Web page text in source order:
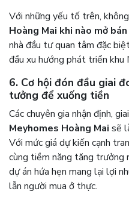
Với những yếu tố trên,
Hoàng Mai khi nào mở bán
nhà đầu tư quan tâm đặc
đầu xu hướng phát triển khu
6. Cơ hội đón đầu giai
tưởng để xuống tiền
Các chuyên gia nhận định,
Meyhomes Hoàng Mai sẽ
Với mức giá dự kiến cạnh
cùng tiềm năng tăng trưởng
dự án hứa hẹn mang lại lợi
lẫn người mua ở thực.